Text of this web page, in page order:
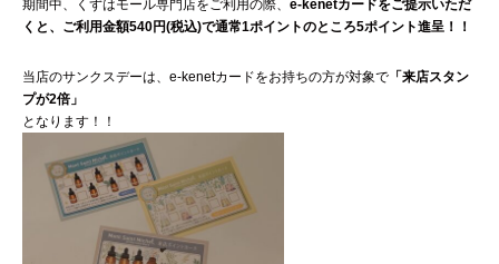
期間中、くずはモール専門店をご利用の際、 e-kenetカードをご提示いただ
くと、ご利用金額540円(税込)で通常1ポイントのところ5ポイント進呈！！
当店のサンクスデーは、e-kenetカードをお持ちの方が対象で 「来店スタン
プが2倍」
となります！！